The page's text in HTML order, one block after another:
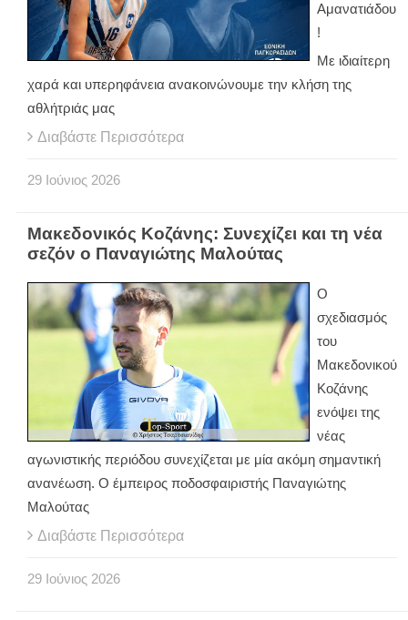
Αμανατιάδου
!
Με ιδιαίτερη
χαρά και υπερηφάνεια ανακοινώνουμε την κλήση της
αθλήτριάς μας
Διαβάστε Περισσότερα
29 Ιούνιος 2026
Μακεδονικός Κοζάνης: Συνεχίζει και τη νέα
σεζόν ο Παναγιώτης Μαλούτας
Ο
σχεδιασμός
του
Μακεδονικού
Κοζάνης
ενόψει της
νέας
αγωνιστικής περιόδου συνεχίζεται με μία ακόμη σημαντική
ανανέωση. Ο έμπειρος ποδοσφαιριστής Παναγιώτης
Μαλούτας
Διαβάστε Περισσότερα
29 Ιούνιος 2026